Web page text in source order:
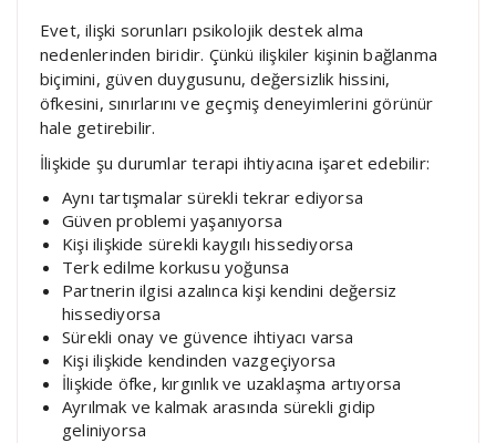
Evet, ilişki sorunları psikolojik destek alma
nedenlerinden biridir. Çünkü ilişkiler kişinin bağlanma
biçimini, güven duygusunu, değersizlik hissini,
öfkesini, sınırlarını ve geçmiş deneyimlerini görünür
hale getirebilir.
İlişkide şu durumlar terapi ihtiyacına işaret edebilir:
Aynı tartışmalar sürekli tekrar ediyorsa
Güven problemi yaşanıyorsa
Kişi ilişkide sürekli kaygılı hissediyorsa
Terk edilme korkusu yoğunsa
Partnerin ilgisi azalınca kişi kendini değersiz
hissediyorsa
Sürekli onay ve güvence ihtiyacı varsa
Kişi ilişkide kendinden vazgeçiyorsa
İlişkide öfke, kırgınlık ve uzaklaşma artıyorsa
Ayrılmak ve kalmak arasında sürekli gidip
geliniyorsa